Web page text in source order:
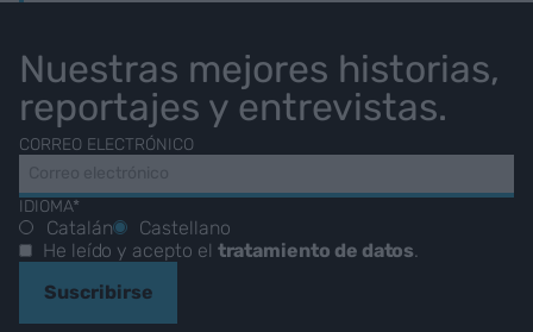
Nuestras mejores historias,
reportajes y entrevistas.
CORREO ELECTRÓNICO
IDIOMA*
Catalán
Castellano
He leído y acepto el tratamiento de datos
Suscribirse